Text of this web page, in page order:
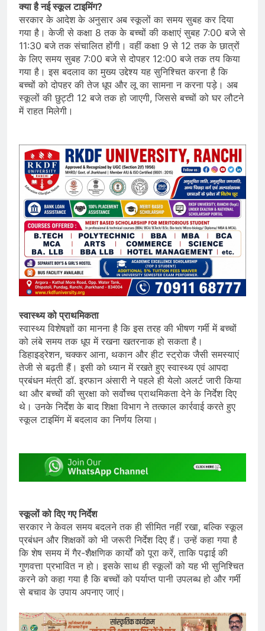
क्या है नई स्कूल टाइमिंग?
सरकार के आदेश के अनुसार अब स्कूलों का समय सुबह कर दिया
गया है। केजी से कक्षा 8 तक के बच्चों की कक्षाएं सुबह 7:00 बजे से
11:30 बजे तक संचालित होंगी। वहीं कक्षा 9 से 12 तक के छात्रों
के लिए समय सुबह 7:00 बजे से दोपहर 12:00 बजे तक तय किया
गया है। इस बदलाव का मुख्य उद्देश्य यह सुनिश्चित करना है कि
बच्चों को दोपहर की तेज धूप और लू का सामना न करना पड़े। अब
स्कूलों की छुट्टी 12 बजे तक हो जाएगी, जिससे बच्चों को घर लौटने
में राहत मिलेगी।
स्वास्थ्य को प्राथमिकता
स्वास्थ्य विशेषज्ञों का मानना है कि इस तरह की भीषण गर्मी में बच्चों
को लंबे समय तक धूप में रखना खतरनाक हो सकता है।
डिहाइड्रेशन, चक्कर आना, थकान और हीट स्ट्रोक जैसी समस्याएं
तेजी से बढ़ती हैं। इसी को ध्यान में रखते हुए स्वास्थ्य एवं आपदा
प्रबंधन मंत्री डॉ. इरफान अंसारी ने पहले ही येलो अलर्ट जारी किया
था और बच्चों की सुरक्षा को सर्वोच्च प्राथमिकता देने के निर्देश दिए
थे। उनके निर्देश के बाद शिक्षा विभाग ने तत्काल कार्रवाई करते हुए
स्कूल टाइमिंग में बदलाव का निर्णय लिया।
स्कूलों को दिए गए निर्देश
सरकार ने केवल समय बदलने तक ही सीमित नहीं रखा, बल्कि स्कूल
प्रबंधन और शिक्षकों को भी जरूरी निर्देश दिए हैं। उन्हें कहा गया है
कि शेष समय में गैर-शैक्षणिक कार्यों को पूरा करें, ताकि पढ़ाई की
गुणवत्ता प्रभावित न हो। इसके साथ ही स्कूलों को यह भी सुनिश्चित
करने को कहा गया है कि बच्चों को पर्याप्त पानी उपलब्ध हो और गर्मी
से बचाव के उपाय अपनाए जाएं।